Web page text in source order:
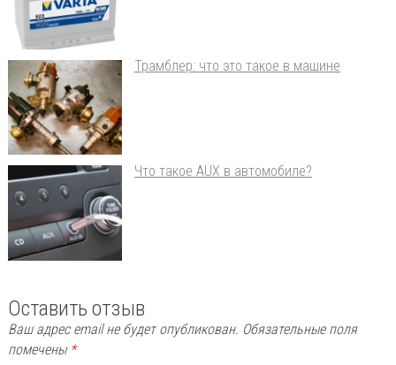
Трамблер: что это такое в машине
Что такое AUX в автомобиле?
Оставить отзыв
Ваш адрес email не будет опубликован. Обязательные поля
помечены *